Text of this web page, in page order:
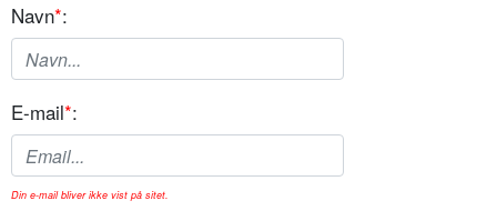
Navn*:
E-mail*:
Din e-mail bliver ikke vist på sitet.